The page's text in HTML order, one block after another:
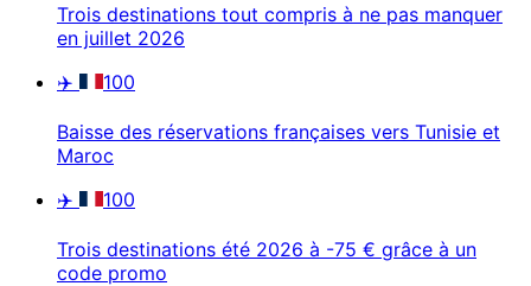
Trois destinations tout compris à ne pas manquer
en juillet 2026
✈️
100
Baisse des réservations françaises vers Tunisie et
Maroc
✈️
100
Trois destinations été 2026 à -75 € grâce à un
code promo